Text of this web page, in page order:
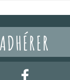
ADHÉRER